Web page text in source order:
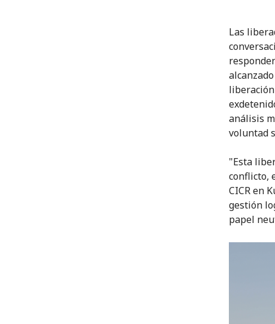
Las
análisis
voluntad
"Esta
conflicto,
CICR en
gestión
papel